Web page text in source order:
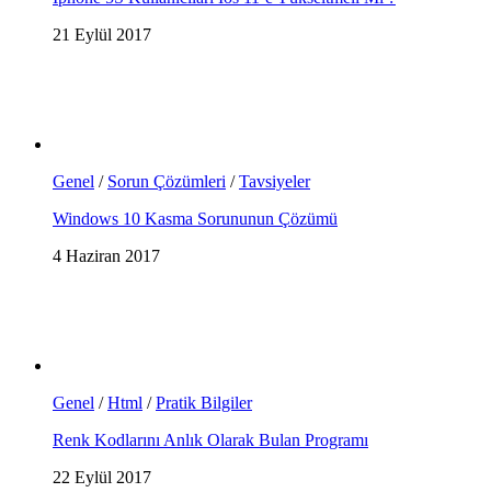
21 Eylül 2017
Genel / Sorun Çözümleri /Tavsiyeler
Windows 10 Kasma Sorununun Çözümü
4 Haziran 2017
Genel /Html /Pratik Bilgiler
Renk Kodlarını Anlık Olarak Bulan Programı
22 Eylül 2017